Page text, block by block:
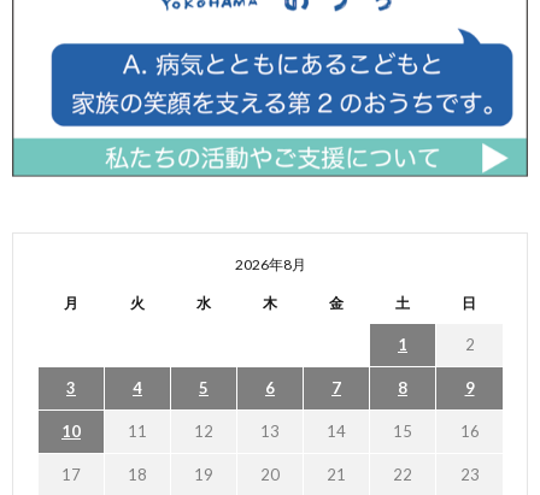
2026年8月
月 火 水 木 金 土 日
1 2
3 4 5 6 7 8 9
10 11 12 13 14 15 16
17 18 19 20 21 22 23